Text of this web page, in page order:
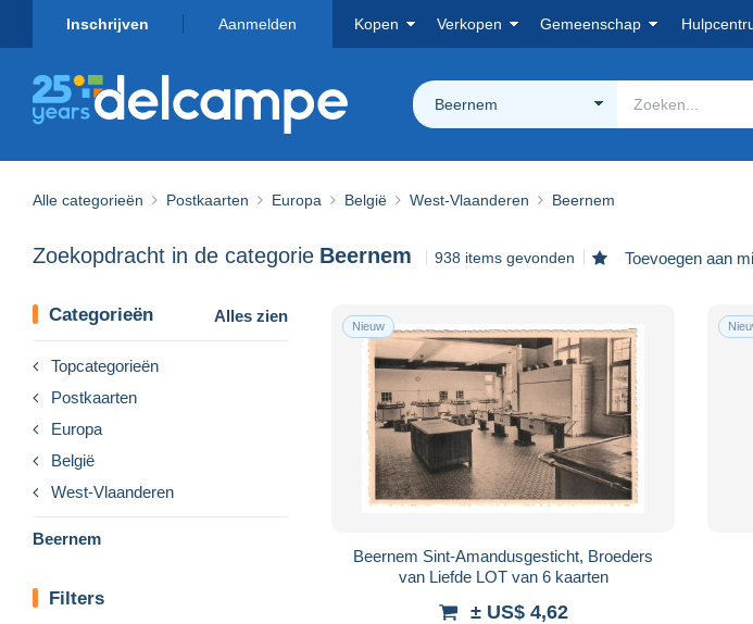
Inschrijven Aanmelden Kopen Verkopen Gemeenschap
Beernem
Alle categorieën Postkaarten Europa België West-Vlaanderen Beernem
Zoekopdracht in de categorie Beernem 938 items gevonden Toevoegen aan
Categorieën Alles zien
Topcategorieën
Postkaarten
Europa
België
West-Vlaanderen
Beernem
Filters
Nieuw
Beernem Sint-Amandusgesticht, Broeders
van Liefde LOT van 6 kaarten
± US$ 4,62